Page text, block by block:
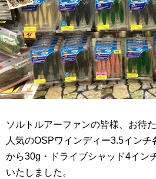
ソルトルアーファンの皆様、お待
人気のOSPワインディー3.5インチ
から30g・ドライブシャッド4イン
いたしました。